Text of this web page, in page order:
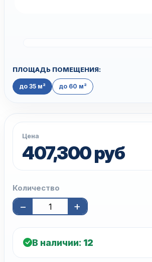
ПЛОЩАДЬ ПОМЕЩЕНИЯ:
до 35 м² до 60 м²
Цена
407,300 руб
Количество
− +
В наличии: 12